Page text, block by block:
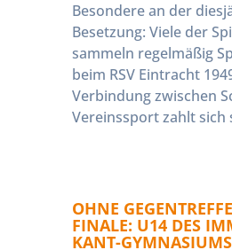
Besondere an der
Besetzung: Viele der
sammeln regelmäßig
beim RSV Eintracht
Verbindung zwischen
Vereinssport zahlt sich
OHNE
FINALE: U14 DES
KANT-